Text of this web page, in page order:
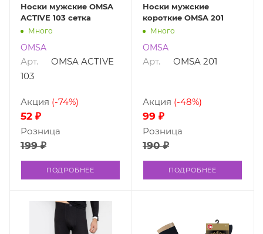
Носки мужские OMSA
ACTIVE 103 сетка
Много
OMSA
Арт.
OMSA ACTIVE
103
52 ₽
Акция (-74%)
199 ₽
Розница
ПОДРОБНЕЕ
Носки мужские
короткие OMSA 201
Много
OMSA
Арт. OMSA 201
99 ₽
Акция (-48%)
190 ₽
Розница
ПОДРОБНЕЕ